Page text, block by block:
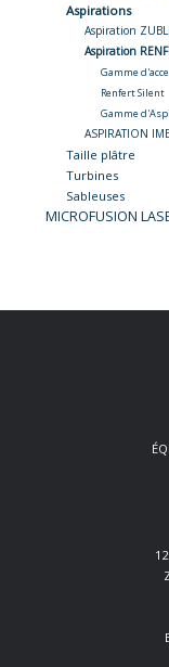
Aspirations
Aspiration
Aspiration
Gamme
Renfert Silent
Gamme
ASPIRATION
Taille plâtre
Turbines
Sableuses
MICROFUSION